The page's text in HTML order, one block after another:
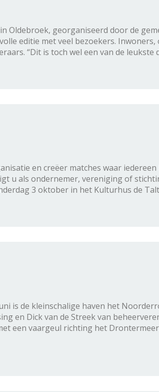
Oldebroek, georganiseerd door de
editie met veel bezoekers.
“Dit is toch wel een van de leukste
en creëer matches waar
u als ondernemer, vereniging of
3 oktober in het Kulturhus de
is de kleinschalige haven het
en Dick van de Streek van
een vaargeul richting het